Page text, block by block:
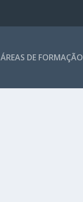
ÁREAS DE FORMAÇÃO